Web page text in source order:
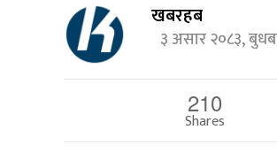
खबरहब
३ असार २०८३,
210
Shares